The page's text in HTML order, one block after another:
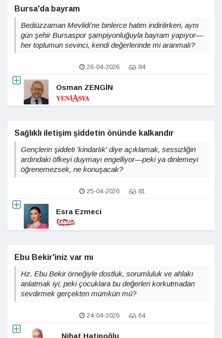
Bursa'da bayram
Bediüzzaman Mevlidi'ne binlerce hatim indirilirken, aynı
gün şehir Bursaspor şampiyonluğuyla bayram yapıyor—
her toplumun sevinci, kendi değerlerinde mi aranmalı?
26-04-2026 84
Osman ZENGİN
Sağlıklı iletişim şiddetin önünde kalkandır
Gençlerin şiddeti 'kindarlık' diye açıklamak, sessizliğin
ardındaki öfkeyi duymayı engelliyor—peki ya dinlemeyi
öğrenemezsek, ne konuşacak?
25-04-2026 81
Esra Ezmeci
Ebu Bekir'iniz var mı
Hz. Ebu Bekir örneğiyle dostluk, sorumluluk ve ahlakı
anlatmak iyi; peki çocuklara bu değerleri korkutmadan
sevdirmek gerçekten mümkün mü?
24-04-2026 64
Nihat Hatipoğlu